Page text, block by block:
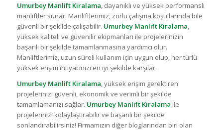
Umurbey Manlift Kiralama, dayanıklı ve yüksek performanslı
manliftler sunar. Manliftlerimiz, zorlu çalışma koşullarında bile
güvenli bir şekilde çalışabilir. Umurbey Manlift Kiralama,
yüksek kaliteli ve güvenilir ekipmanları ile projelerinizin
başarılı bir şekilde tamamlanmasına yardımcı olur.
Manliftlerimiz, uzun süreli kullanım için uygun olup, her türlü
yüksek erişim ihtiyacınızı en iyi şekilde karşılar.
Umurbey Manlift Kiralama, yüksek erişim gerektiren
projelerinizi güvenli, ekonomik ve verimli bir şekilde
tamamlamanızı sağlar. Umurbey Manlift Kiralama ile
projelerinizi kolaylaştırabilir ve başarılı bir şekilde
sonlandırabilirsiniz! Firmamızın diğer bloglarından biri olan